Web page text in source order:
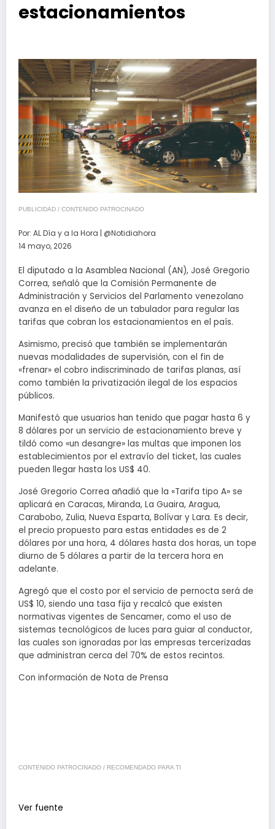
estacionamientos
PUBLICIDAD / CONTENIDO PATROCINADO
Por: AL Día y a la Hora | @Notidiahora
14 mayo, 2026
El diputado a la Asamblea Nacional (AN), José Gregorio
Correa, señaló que la Comisión Permanente de
Administración y Servicios del Parlamento venezolano
avanza en el diseño de un tabulador para regular las
tarifas que cobran los estacionamientos en el país.
Asimismo, precisó que también se implementarán
nuevas modalidades de supervisión, con el fin de
«frenar» el cobro indiscriminado de tarifas planas, así
como también la privatización ilegal de los espacios
públicos.
Manifestó que usuarios han tenido que pagar hasta 6 y
8 dólares por un servicio de estacionamiento breve y
tildó como «un desangre» las multas que imponen los
establecimientos por el extravío del ticket, las cuales
pueden llegar hasta los US$ 40.
José Gregorio Correa añadió que la «Tarifa tipo A» se
aplicará en Caracas, Miranda, La Guaira, Aragua,
Carabobo, Zulia, Nueva Esparta, Bolívar y Lara. Es decir,
el precio propuesto para estas entidades es de 2
dólares por una hora, 4 dólares hasta dos horas, un tope
diurno de 5 dólares a partir de la tercera hora en
adelante.
Agregó que el costo por el servicio de pernocta será de
US$ 10, siendo una tasa fija y recalcó que existen
normativas vigentes de Sencamer, como el uso de
sistemas tecnológicos de luces para guiar al conductor,
las cuales son ignoradas por las empresas tercerizadas
que administran cerca del 70% de estos recintos.
Con información de Nota de Prensa
CONTENIDO PATROCINADO / RECOMENDADO PARA TI
Ver fuente